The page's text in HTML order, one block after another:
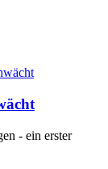
- ein erster